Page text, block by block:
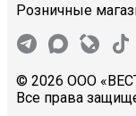
Розничные
© 2026 ООО
Все права